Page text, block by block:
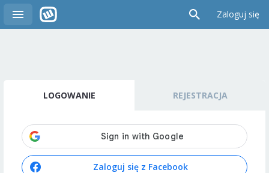
Zaloguj się
LOGOWANIE REJESTRACJA
Zaloguj się z Facebook